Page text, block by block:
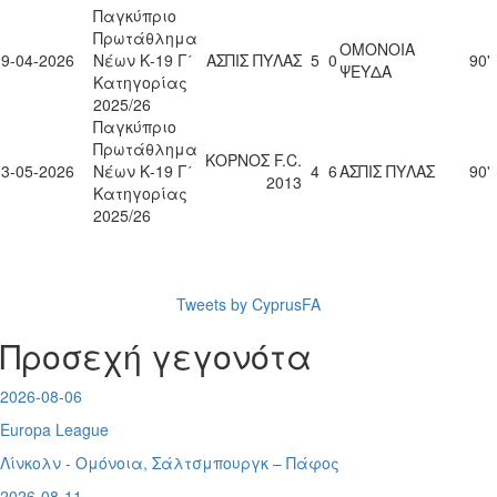
04-2026
Παγκύπριο
Πρωτάθλημα
Νέων Κ-19 Γ΄
Κατηγορίας
2025/26
ΑΣΠΙΣ ΠΥΛΑΣ 5 0ΟΜΟΝΟΙΑ
ΨΕΥΔΑ
90'
05-2026
Παγκύπριο
Πρωτάθλημα
Νέων Κ-19 Γ΄
Κατηγορίας
2025/26
ΚΟΡΝΟΣ F.C.
2013 4 6ΑΣΠΙΣ ΠΥΛΑΣ 90'
Tweets by CyprusFA
Προσεχή γεγονότα
2026-08-06
Europa League
Λίνκολν - Ομόνοια, Σάλτσμπουργκ – Πάφος